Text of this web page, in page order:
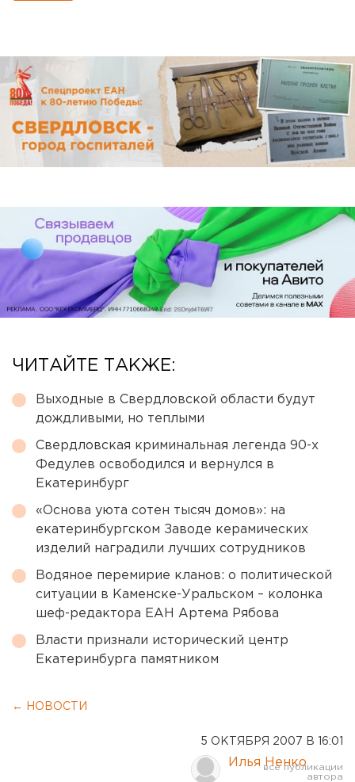
ЧИТАЙТЕ ТАКЖЕ:
Выходные в Свердловской области будут
дождливыми, но теплыми
Свердловская криминальная легенда 90-х
Федулев освободился и вернулся в
Екатеринбург
«Основа уюта сотен тысяч домов»: на
екатеринбургском Заводе керамических
изделий наградили лучших сотрудников
Водяное перемирие кланов: о политической
ситуации в Каменске-Уральском – колонка
шеф-редактора ЕАН Артема Рябова
Власти признали исторический центр
Екатеринбурга памятником
← НОВОСТИ
5 ОКТЯБРЯ 2007 В 16:01
Илья Ненко